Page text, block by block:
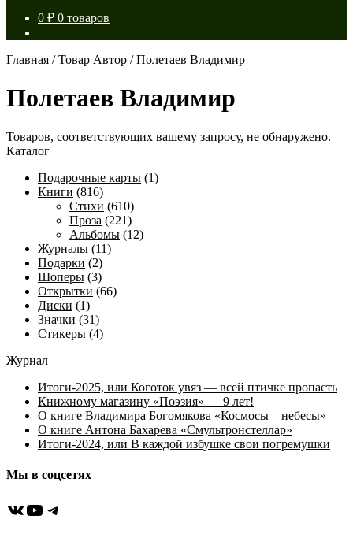
0 ₽ 0 товаров
Главная /Товар Автор /Полетаев Владимир
Полетаев Владимир
Товаров, соответствующих вашему запросу, не обнаружено.
Каталог
Подарочные карты (1)
Книги (816)
Стихи (610)
Проза (221)
Альбомы (12)
Журналы (11)
Подарки (2)
Шоперы (3)
Открытки (66)
Диски (1)
Значки (31)
Стикеры (4)
Журнал
Итоги-2025, или Коготок увяз — всей птичке пропасть
Книжному магазину «Поэзия» — 9 лет!
О книге Владимира Богомякова «Космосы—небесы»
О книге Антона Бахарева «Смультронстеллар»
Итоги-2024, или В каждой избушке свои погремушки
Мы в соцсетях
ВКонтакте
YouTube
Telegram